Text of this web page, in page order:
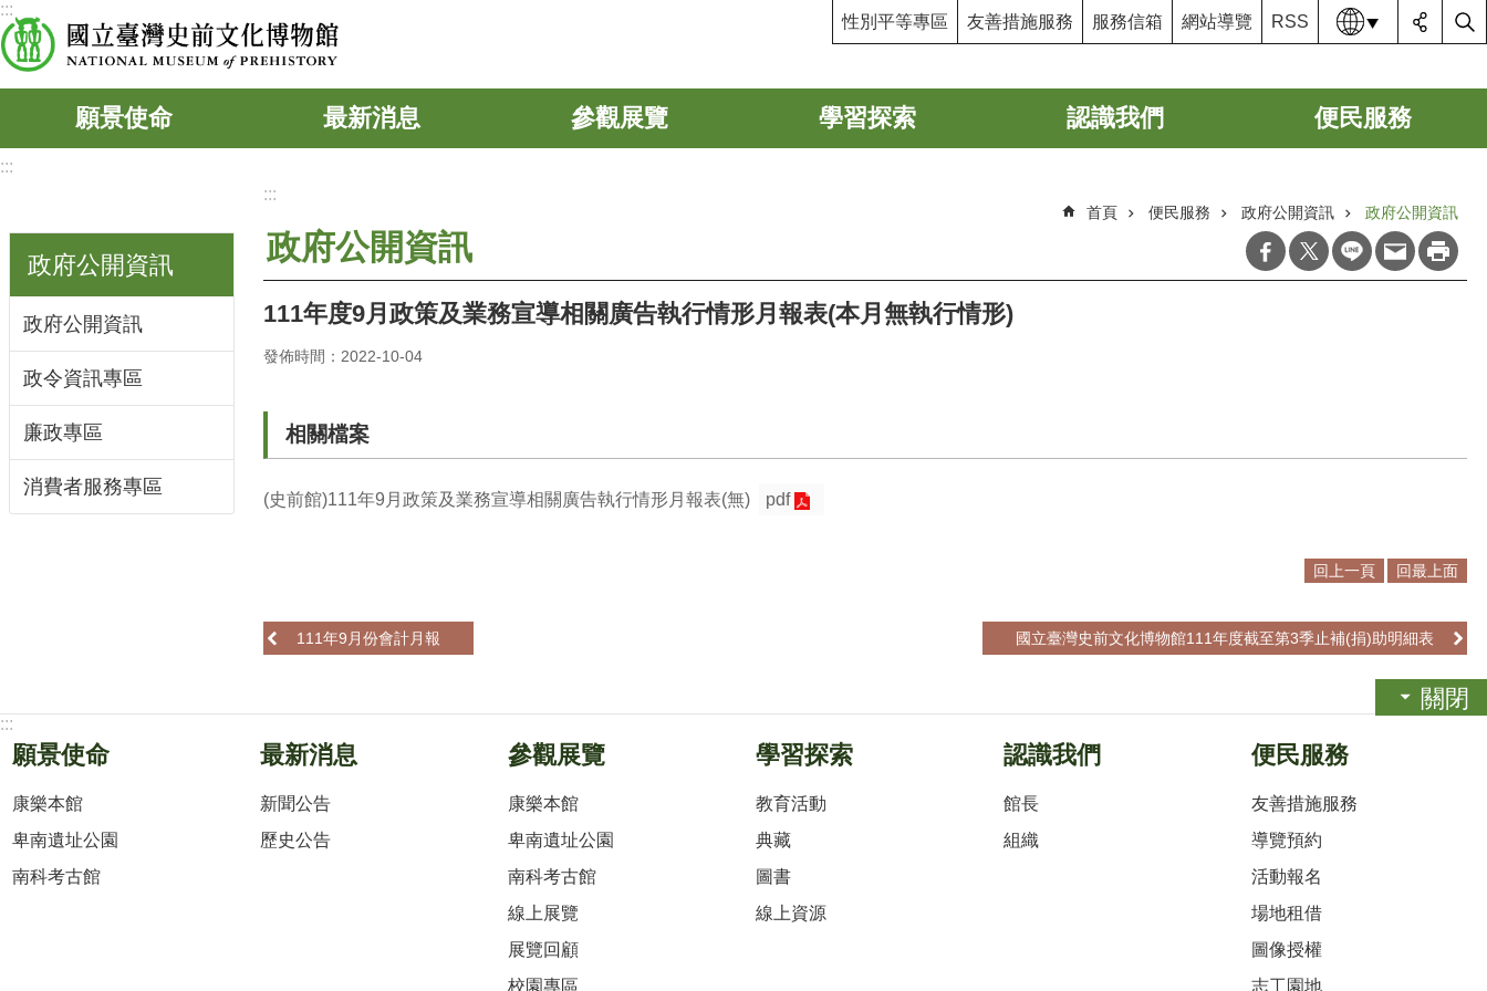
跳到主要內容區塊
:::
性別平等專區 友善措施服務 服務信箱 網站導覽 RSS 語系
願景使命 最新消息 參觀展覽 學習探索 認識我們 便民服務
:::
政府公開資訊
政府公開資訊
政令資訊專區
廉政專區
消費者服務專區
:::
首頁 便民服務 政府公開資訊 政府公開資訊
政府公開資訊
111年度9月政策及業務宣導相關廣告執行情形月報表(本月無執行情形)
發佈時間：2022-10-04
相關檔案
(史前館)111年9月政策及業務宣導相關廣告執行情形月報表(無) pdf
回上一頁 回最上面
111年9月份會計月報 國立臺灣史前文化博物館111年度截至第3季止補(捐)助明細表
關閉
:::
願景使命
康樂本館
卑南遺址公園
南科考古館
最新消息
新聞公告
歷史公告
參觀展覽
康樂本館
卑南遺址公園
南科考古館
線上展覽
展覽回顧
校園專區
學習探索
教育活動
典藏
圖書
線上資源
認識我們
館長
組織
便民服務
友善措施服務
導覽預約
活動報名
場地租借
圖像授權
志工園地